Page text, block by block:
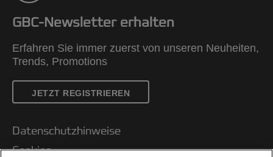
GBC-Newsletter erhalten
Erfahren Sie immer zuerst von unseren Neuheiten,
Trends, Promotions
JETZT REGISTRIEREN
Datenschutzhinweise
Cookies